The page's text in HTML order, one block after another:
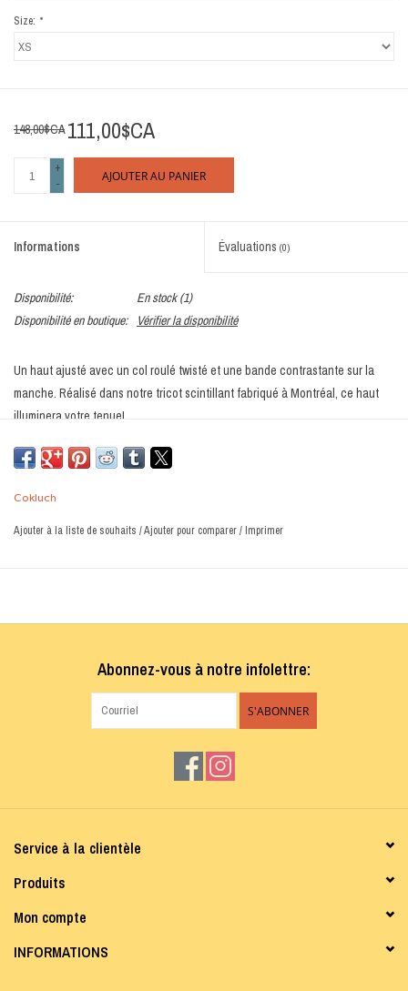
Size: *
148,00$CA 111,00$CA
+
-
AJOUTER AU PANIER
Informations Évaluations (0)
Disponibilité: En stock(1)
Disponibilité en boutique:
Vérifier la disponibilité
Un haut ajusté avec un col roulé twisté et une bande contrastante sur la
manche. Réalisé dans notre tricot scintillant fabriqué à Montréal, ce haut
illuminera votre tenue!
Manches longues
Longueur mi-hanches
88% Polyester - 10% Lurex - 2% Spandex
Laver à la machine à l'eau froide, cycle délicat - sécher à plat
Cokluch
Ajouter à la liste de souhaits /Ajouter pour comparer/ Imprimer
Abonnez-vous à notre infolettre:
S'ABONNER
Service à la clientèle
Produits
Mon compte
INFORMATIONS